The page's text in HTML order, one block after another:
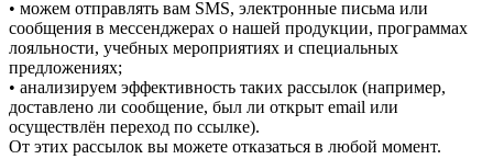
• можем отправлять вам SMS, электронные письма или
сообщения в мессенджерах о нашей продукции, программах
лояльности, учебных мероприятиях и специальных
предложениях;
• анализируем эффективность таких рассылок (например,
доставлено ли сообщение, был ли открыт email или
осуществлён переход по ссылке).
От этих рассылок вы можете отказаться в любой момент.